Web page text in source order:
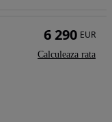
6 290 EUR
Calculeaza rata